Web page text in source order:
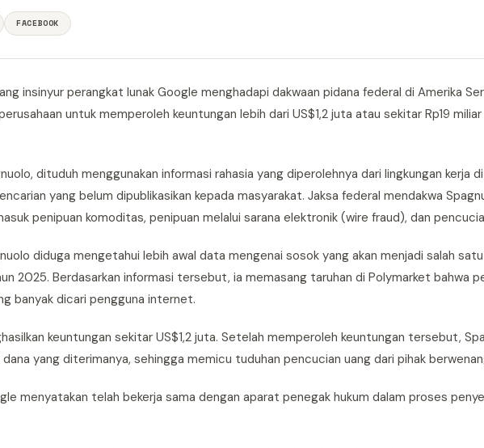
FACEBOOK
insinyur perangkat lunak Google menghadapi dakwaan pidana federal di Amerika
untuk memperoleh keuntungan lebih dari US$1,2 juta atau sekitar Rp19
dituduh menggunakan informasi rahasia yang diperolehnya dari lingkungan kerja
yang belum dipublikasikan kepada masyarakat. Jaksa federal mendakwa
penipuan komoditas, penipuan melalui sarana elektronik (wire fraud), dan
diduga mengetahui lebih awal data mengenai sosok yang akan menjadi salah
2025. Berdasarkan informasi tersebut, ia memasang taruhan di Polymarket bahwa
banyak dicari pengguna internet.
keuntungan sekitar US$1,2 juta. Setelah memperoleh keuntungan tersebut,
yang diterimanya, sehingga memicu tuduhan pencucian uang dari pihak
menyatakan telah bekerja sama dengan aparat penegak hukum dalam proses